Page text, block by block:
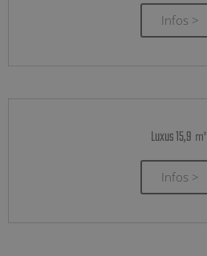
Infos >
Luxus 15,9 ㎡
Infos >